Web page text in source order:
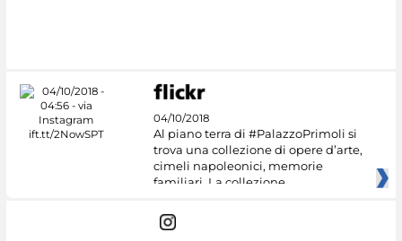
04/10/2018
Al piano terra di #PalazzoPrimoli si
trova una collezione di opere d’arte,
cimeli napoleonici, memorie
familiari. La collezione